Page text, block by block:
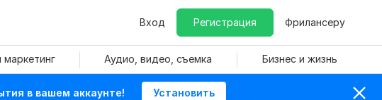
Вход Регистрация Фрилансеру
Аудио, видео, съемка Бизнес и жизнь
в вашем аккаунте! Установить